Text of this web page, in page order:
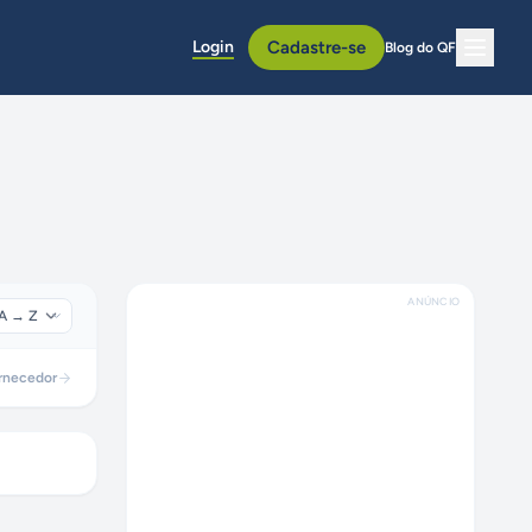
Login Cadastre-se Blog do QF
ANÚNCIO